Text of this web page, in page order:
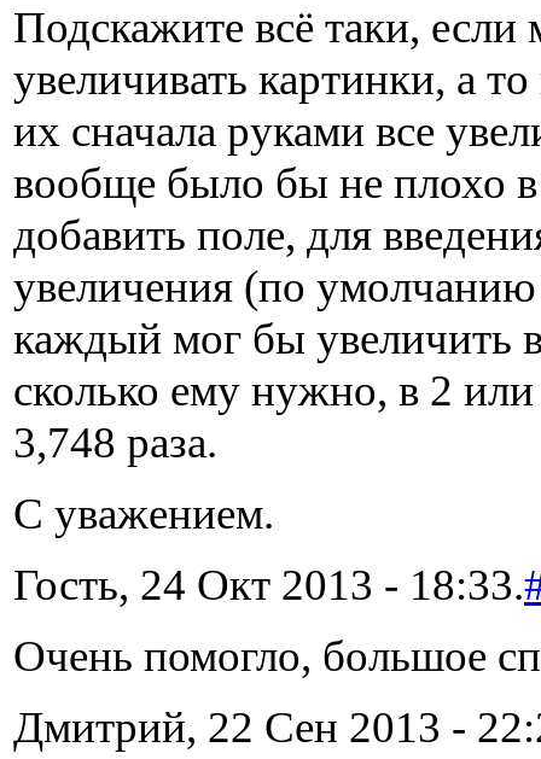
Подскажите всё таки,
увеличивать картинки, а
их сначала руками все
вообще было бы не плохо
добавить поле, для
увеличения (по
каждый мог бы увеличить
сколько ему нужно, в 2
3,748 раза.
С уважением.
Гость, 24 Окт 2013 - 18:33.
Очень помогло, большое
Дмитрий, 22 Сен 2013 -